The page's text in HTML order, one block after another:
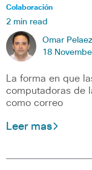
Colaboración
2 min read
Omar Pelaez
18
La forma en que
computadoras de
como correo
Leer mas